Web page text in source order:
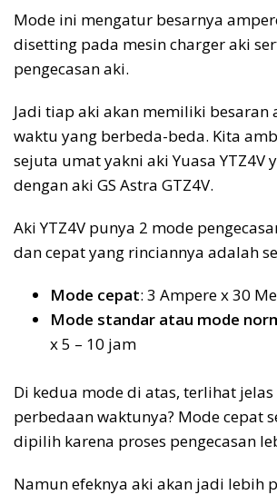
Mode ini mengatur besarnya
disetting pada mesin charger aki
pengecasan aki.
Jadi tiap aki akan memiliki besaran
waktu yang berbeda-beda. Kita
sejuta umat yakni aki Yuasa YTZ4V
dengan aki GS Astra GTZ4V.
Aki YTZ4V punya 2 mode
dan cepat yang rinciannya adalah
Mode cepat: 3 Ampere x 30
Mode standar atau mode
x 5 – 10 jam
Di kedua mode di atas, terlihat
perbedaan waktunya? Mode cepat
dipilih karena proses pengecasan
Namun efeknya aki akan jadi lebih